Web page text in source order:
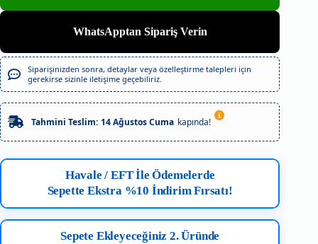
WhatsApptan Sipariş Verin
Siparişinizden sonra, detaylar veya özelleştirme talepleri için
gerekirse sizinle iletişime geçebiliriz.
Tahmini Teslim: 14 Ağustos Cuma kapında!
Havale / EFT İle Ödemelerde
Sepette Ekstra %10 İndirim Fırsatı!
Sepete Ekleyeceğiniz 2. Üründe